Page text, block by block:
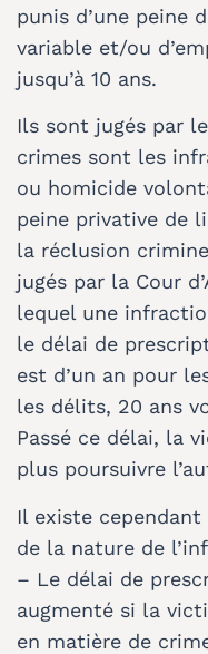
punis d’une peine
variable et/ou
jusqu’à 10 ans.
Ils sont jugés par
crimes sont les
ou homicide
peine privative de
la réclusion
jugés par la Cour
lequel une
le délai de
est d’un an pour
les délits, 20 ans
Passé ce délai, la
plus poursuivre
Il existe
de la nature de
– Le délai de
augmenté si la
en matière de